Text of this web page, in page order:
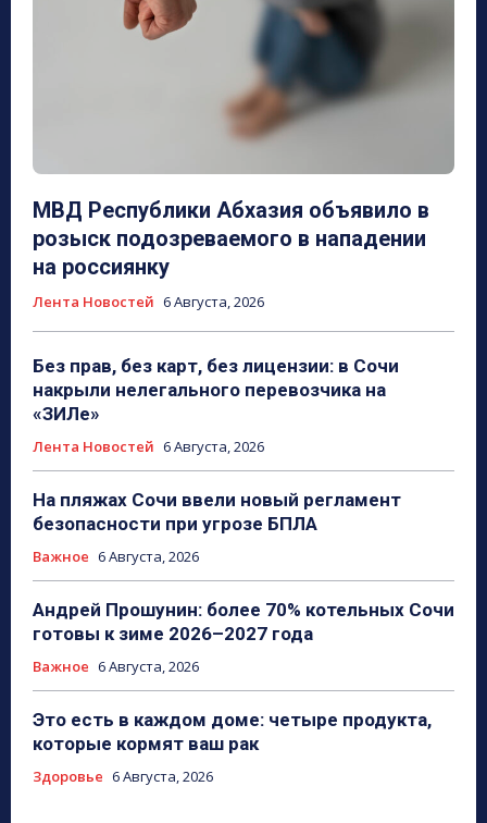
МВД Республики Абхазия объявило в
розыск подозреваемого в нападении
на россиянку
Лента Новостей 6 Августа, 2026
Без прав, без карт, без лицензии: в Сочи
накрыли нелегального перевозчика на
«ЗИЛе»
Лента Новостей 6 Августа, 2026
На пляжах Сочи ввели новый регламент
безопасности при угрозе БПЛА
Важное 6 Августа, 2026
Андрей Прошунин: более 70% котельных Сочи
готовы к зиме 2026–2027 года
Важное 6 Августа, 2026
Это есть в каждом доме: четыре продукта,
которые кормят ваш рак
Здоровье 6 Августа, 2026